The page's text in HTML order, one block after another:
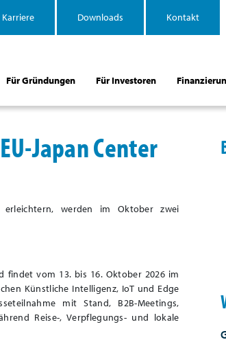
Karriere Downloads Kontakt
Für Gründungen Für Investoren
Japan Center
werden im Oktober zwei
findet vom 13. bis 16. Oktober 2026 im
Künstliche Intelligenz, IoT und Edge
mit Stand, B2B-Meetings,
Reise-, Verpflegungs- und lokale